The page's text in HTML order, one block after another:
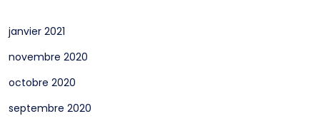
janvier 2021
novembre 2020
octobre 2020
septembre 2020